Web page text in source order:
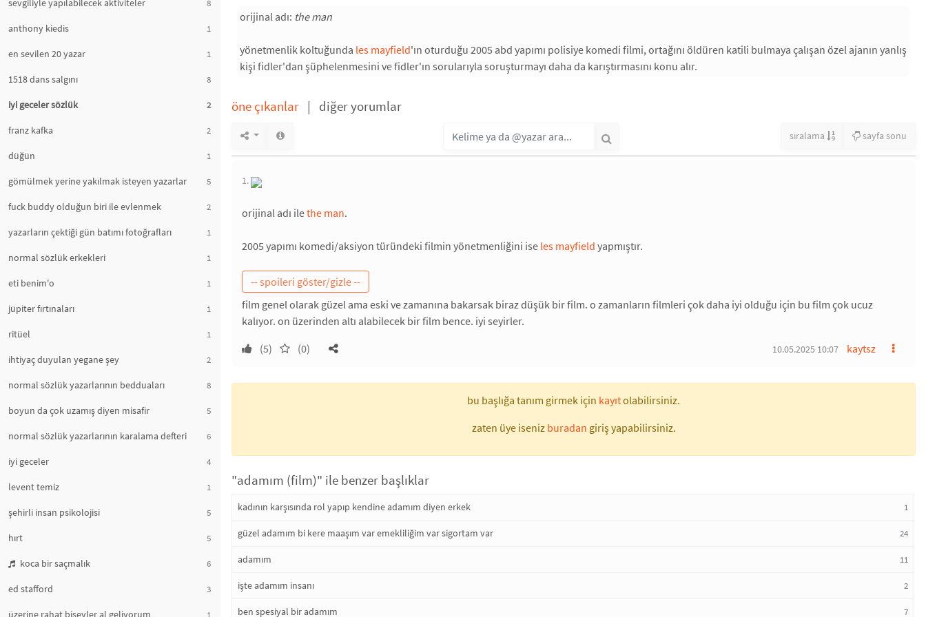
sevgiliyle yapılabilecek aktiviteler 8
anthony kiedis 1
en sevilen 20 yazar 1
1518 dans salgını 8
iyi geceler sözlük 2
franz kafka 2
düğün 1
gömülmek yerine yakılmak isteyen yazarlar 5
fuck buddy olduğun biri ile evlenmek 2
yazarların çektiği gün batımı fotoğrafları 1
normal sözlük erkekleri 1
eti benim'o 1
jüpiter fırtınaları 1
ritüel 1
ihtiyaç duyulan yegane şey 2
normal sözlük yazarlarının bedduaları 8
boyun da çok uzamış diyen misafir 5
normal sözlük yazarlarının karalama defteri 6
iyi geceler 4
levent temiz 1
şehirli insan psikolojisi 5
hırt 5
koca bir saçmalık 6
ed stafford 3
üzerine rahat bişeyler al geliyorum 1
orijinal adı: the man
yönetmenlik koltuğunda les mayfield'ın oturduğu 2005 abd yapımı polisiye komedi filmi, ortağını öldüren katili bulmaya çalışan özel ajanın yanlış
kişi fidler'dan şüphelenmesini ve fidler'ın sorularıyla soruşturmayı daha da karıştırmasını konu alır.
öne çıkanlar | diğer yorumlar
sıralama sayfa sonu
1.
orijinal adı ilethe man.
2005 yapımı komedi/aksiyon türündeki filmin yönetmenliğini ise les mayfield yapmıştır.
film genel olarak güzel ama eski ve zamanına bakarsak biraz düşük bir film. o zamanların filmleri çok daha iyi olduğu için bu film çok ucuz
kalıyor. on üzerinden altı alabilecek bir film bence. iyi seyirler.
(5)
(0) kaytsz
10.05.2025 10:07
bu başlığa tanım girmek için kayıtolabilirsiniz.
zaten üye iseniz buradan giriş yapabilirsiniz.
"adamım (film)" ile benzer başlıklar
kadının karşısında rol yapıp kendine adamım diyen erkek 1
güzel adamım bi kere maaşım var emekliliğim var sigortam var 24
adamım 11
işte adamım insanı 2
ben spesiyal bir adamım 7